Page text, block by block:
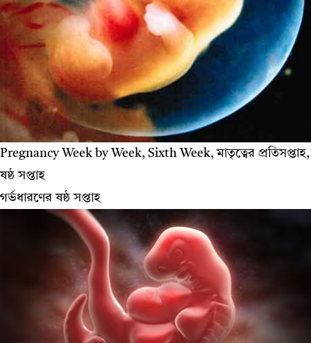
Pregnancy Week by Week, Sixth Week, মাতৃত্বের প্রতিসপ্তাহ,
ষষ্ঠ সপ্তাহ
গর্ভধারণের ষষ্ঠ সপ্তাহ